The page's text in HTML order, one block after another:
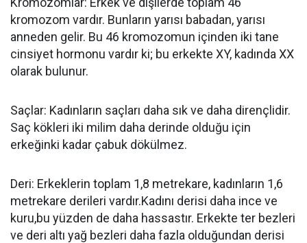
kromozom vardır. Bunların yarısı babadan, yarısı
anneden gelir. Bu 46 kromozomun içinden iki tane
cinsiyet hormonu vardır ki; bu erkekte XY, kadında XX
olarak bulunur.
Saçlar: Kadınların saçları daha sık ve daha dirençlidir.
Saç kökleri iki milim daha derinde olduğu için
erkeğinki kadar çabuk dökülmez.
Deri: Erkeklerin toplam 1,8 metrekare, kadınların 1,6
metrekare derileri vardır.Kadını derisi daha ince ve
kuru,bu yüzden de daha hassastır. Erkekte ter bezleri
ve deri altı yağ bezleri daha fazla olduğundan derisi